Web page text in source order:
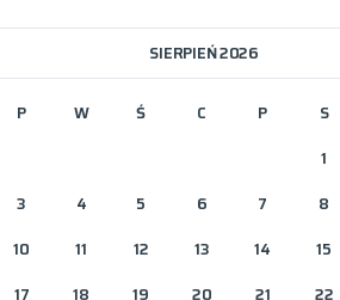
SIERPIEŃ 2026
P W Ś C P S
1
3
4 5 6 7 8
10
11 12 13 14 15
17
18 19 20 21 22